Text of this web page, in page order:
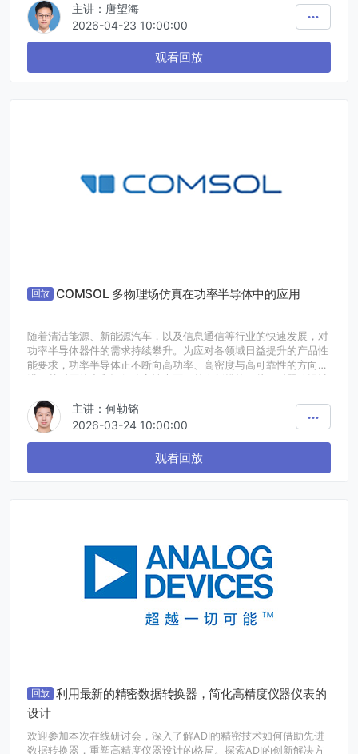
晶圆及多类 SiC 模块，如 TRCDRIVE pack™（小型化、低寄生电
感、散热好，适配主驱逆变器）、BSTB 模块、HSDIP 模块与 2in1
表面贴装模块（适用于 OBC 等）的性能优势与未来规划，为汽车
主讲：唐望海
2026-04-23 10:00:00
观看回放
回放 COMSOL 多物理场仿真在功率半导体中的应用
随着清洁能源、新能源汽车，以及信息通信等行业的快速发展，对
功率半导体器件的需求持续攀升。为应对各领域日益提升的产品性
能要求，功率半导体正不断向高功率、高密度与高可靠性的方向演
中，涉及大量复杂的物理过程，传统方法难以高效评估设计方案，
也无法深入分析各类物理现象产生的影响。COMSOL多物理场仿真
平台，能够实现对电磁、传热、结构等各种物理现象及其相互作用
的精准耦合模拟，帮助工程人员优化器件设计方案和加工工艺、提
升器件性能，为功率半导体器件的设计与制造提供有力支持。
主讲：何勒铭
2026-03-24 10:00:00
观看回放
回放 利用最新的精密数据转换器，简化高精度仪器仪表的
设计
欢迎参加本次在线研讨会，深入了解ADI的精密技术如何借助先进
数据转换器，重塑高精度仪器设计的格局。探索ADI的创新解决方